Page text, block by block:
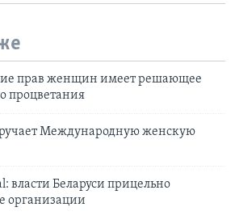
прав женщин имеет решающее
процветания
Международную женскую
власти Беларуси прицельно
организации